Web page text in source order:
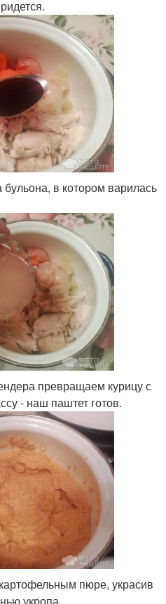
в котором варилась
превращаем курицу с
- наш паштет готов.
пюре, украсив
укропа.